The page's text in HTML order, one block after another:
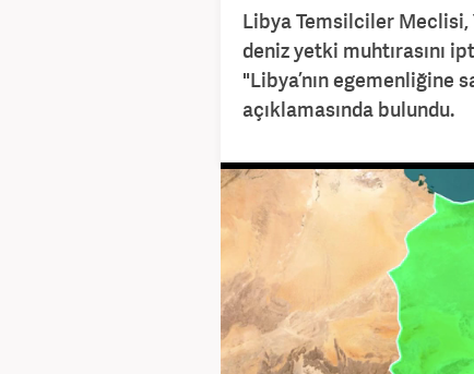
Libya Temsilciler Meclisi,
deniz yetki muhtırasını
"Libya’nın egemenliğine
açıklamasında bulundu.